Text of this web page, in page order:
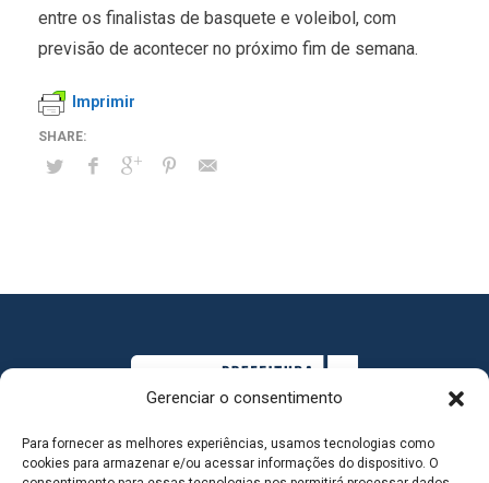
Gerenciar o consentimento
Para fornecer as melhores experiências, usamos tecnologias como
cookies para armazenar e/ou acessar informações do dispositivo. O
entre os finalistas de basquete e voleibol, com
previsão de acontecer no próximo fim de semana.
Imprimir